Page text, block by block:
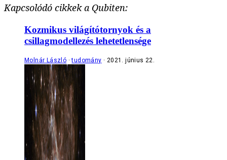
Kapcsolódó cikkek a Qubiten:
Kozmikus világítótornyok és a
csillagmodellezés lehetetlensége
Molnár László tudomány 2021. június 22.